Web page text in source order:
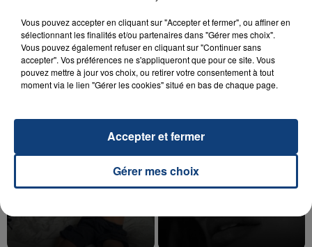
ED SHEERAN & JUSTIN BIEBER TEMPER CITY
Self Aware
Vous pouvez accepter en cliquant sur "Accepter et fermer", ou affiner en
sélectionnant les finalités et/ou partenaires dans "Gérer mes choix".
Vous pouvez également refuser en cliquant sur "Continuer sans
accepter". Vos préférences ne s'appliqueront que pour ce site. Vous
pouvez mettre à jour vos choix, ou retirer votre consentement à tout
moment via le lien "Gérer les cookies" situé en bas de chaque page.
Gérer mes choix
Accepter et fermer